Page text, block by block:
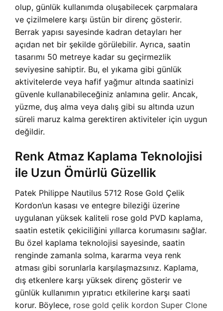
olup, günlük kullanımda oluşabilecek çarpmalara
ve çizilmelere karşı üstün bir direnç gösterir.
Berrak yapısı sayesinde kadran detayları her
açıdan net bir şekilde görülebilir. Ayrıca, saatin
tasarımı 50 metreye kadar su geçirmezlik
seviyesine sahiptir. Bu, el yıkama gibi günlük
aktivitelerde veya hafif yağmur altında saatinizi
güvenle kullanabileceğiniz anlamına gelir. Ancak,
yüzme, duş alma veya dalış gibi su altında uzun
süreli maruz kalma gerektiren aktiviteler için uygun
değildir.
Renk Atmaz Kaplama Teknolojisi
ile Uzun Ömürlü Güzellik
Patek Philippe Nautilus 5712 Rose Gold Çelik
Kordon’un kasası ve entegre bileziği üzerine
uygulanan yüksek kaliteli rose gold PVD kaplama,
saatin estetik çekiciliğini yıllarca korumasını sağlar.
Bu özel kaplama teknolojisi sayesinde, saatin
renginde zamanla solma, kararma veya renk
atması gibi sorunlarla karşılaşmazsınız. Kaplama,
dış etkenlere karşı yüksek direnç gösterir ve
günlük kullanımın yıpratıcı etkilerine karşı saati
korur. Böylece, rose gold çelik kordon Super Clone